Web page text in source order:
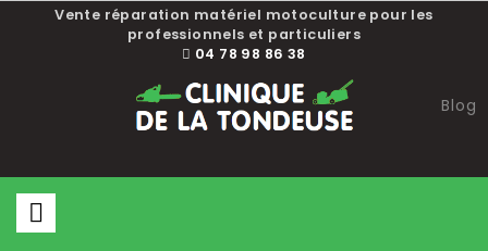
Vente réparation matériel motoculture pour les
professionnels et particuliers
04 78 98 86 38
Blog